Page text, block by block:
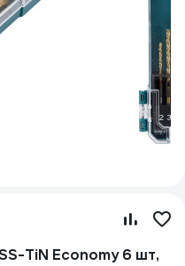
TiN Economy 6 шт,